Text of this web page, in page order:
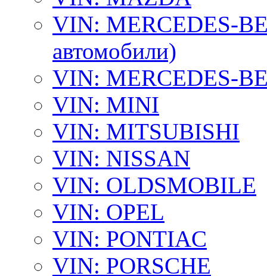
VIN: MERCEDES-
автомобили)
VIN: MERCEDES-
VIN: MINI
VIN: MITSUBISHI
VIN: NISSAN
VIN: OLDSMOBILE
VIN: OPEL
VIN: PONTIAC
VIN: PORSCHE